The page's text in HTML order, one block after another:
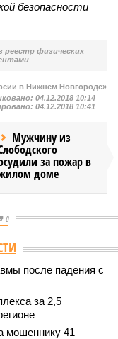
безопасности
реестр физических
в Нижнем Новгороде»
04.12.2018 10:14
04.12.2018 10:41
Мужчину из
за пожар в
доме
0
после падения с
за 2,5
мошеннику 41